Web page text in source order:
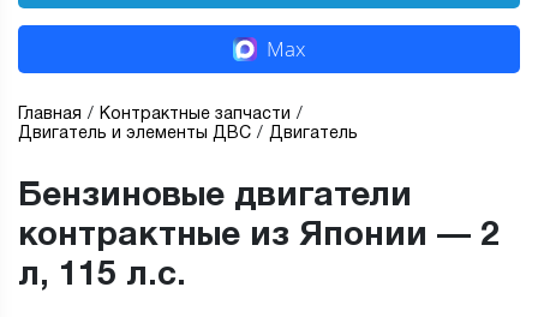
Max
Главная
Контрактные запчасти
Двигатель и элементы ДВС
Двигатель
Бензиновые двигатели
контрактные из Японии — 2
л, 115 л.с.